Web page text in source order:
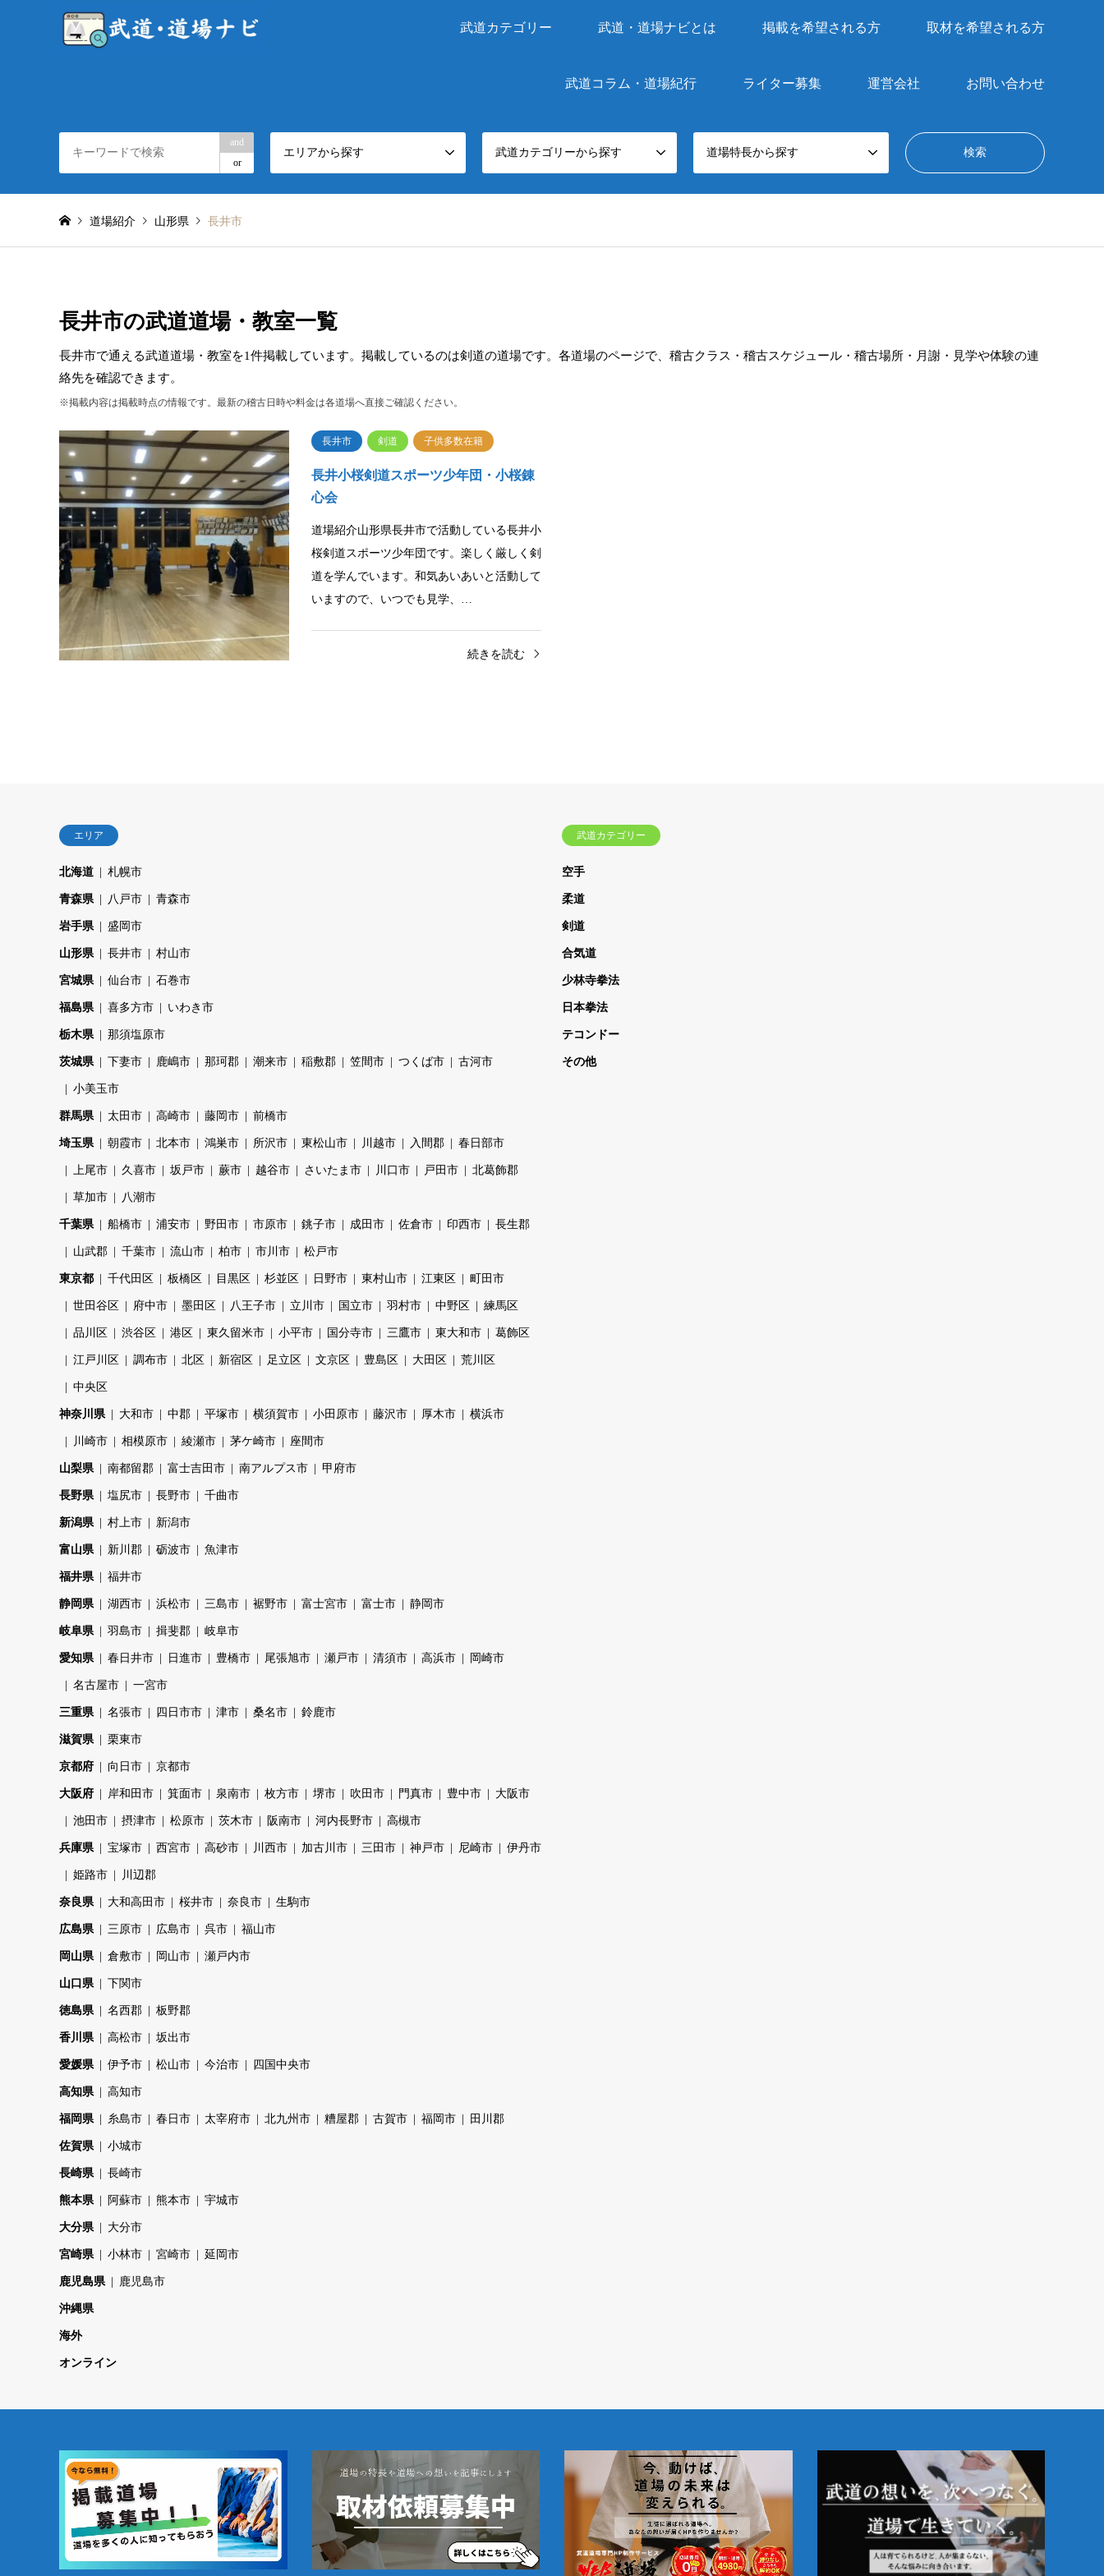
武道カテゴリー 武道・道場ナビとは 掲載を希望される方 取材を希望される方
武道コラム・道場紀行 ライター募集 運営会社 お問い合わせ
and
or
エリアから探す 武道カテゴリーから探す 道場特長から探す
道場紹介 山形県 長井市
長井市の武道道場・教室一覧
長井市で通える武道道場・教室を1件掲載しています。掲載しているのは剣道の道場です。各道場のページで、稽古クラス・稽古スケジュール・稽古場所・月謝・見学や体験の連
絡先を確認できます。
※掲載内容は掲載時点の情報です。最新の稽古日時や料金は各道場へ直接ご確認ください。
長井市 剣道 子供多数在籍
長井小桜剣道スポーツ少年団・小桜錬
心会
道場紹介山形県長井市で活動している長井小
桜剣道スポーツ少年団です。楽しく厳しく剣
道を学んでいます。和気あいあいと活動して
いますので、いつでも見学、…
続きを読む
エリア
北海道 札幌市
青森県 八戸市 青森市
岩手県 盛岡市
山形県 長井市 村山市
宮城県 仙台市 石巻市
福島県 喜多方市 いわき市
栃木県 那須塩原市
茨城県 下妻市 鹿嶋市 那珂郡 潮来市 稲敷郡 笠間市 つくば市 古河市
小美玉市
群馬県 太田市 高崎市 藤岡市 前橋市
埼玉県 朝霞市 北本市 鴻巣市 所沢市 東松山市 川越市 入間郡 春日部市
上尾市 久喜市 坂戸市 蕨市 越谷市 さいたま市 川口市 戸田市 北葛飾郡
草加市 八潮市
千葉県 船橋市 浦安市 野田市 市原市 銚子市 成田市 佐倉市 印西市 長生郡
山武郡 千葉市 流山市 柏市 市川市 松戸市
東京都 千代田区 板橋区 目黒区 杉並区 日野市 東村山市 江東区 町田市
世田谷区 府中市 墨田区 八王子市 立川市 国立市 羽村市 中野区 練馬区
品川区 渋谷区 港区 東久留米市 小平市 国分寺市 三鷹市 東大和市 葛飾区
江戸川区 調布市 北区 新宿区 足立区 文京区 豊島区 大田区 荒川区
中央区
神奈川県 大和市 中郡 平塚市 横須賀市 小田原市 藤沢市 厚木市 横浜市
川崎市 相模原市 綾瀬市 茅ケ崎市 座間市
山梨県 南都留郡 富士吉田市 南アルプス市 甲府市
長野県 塩尻市 長野市 千曲市
新潟県 村上市 新潟市
富山県 新川郡 砺波市 魚津市
福井県 福井市
静岡県 湖西市 浜松市 三島市 裾野市 富士宮市 富士市 静岡市
岐阜県 羽島市 揖斐郡 岐阜市
愛知県 春日井市 日進市 豊橋市 尾張旭市 瀬戸市 清須市 高浜市 岡崎市
名古屋市 一宮市
三重県 名張市 四日市市 津市 桑名市 鈴鹿市
滋賀県 栗東市
京都府 向日市 京都市
大阪府 岸和田市 箕面市 泉南市 枚方市 堺市 吹田市 門真市 豊中市 大阪市
池田市 摂津市 松原市 茨木市 阪南市 河内長野市 高槻市
兵庫県 宝塚市 西宮市 高砂市 川西市 加古川市 三田市 神戸市 尼崎市 伊丹市
姫路市 川辺郡
奈良県 大和高田市 桜井市 奈良市 生駒市
広島県 三原市 広島市 呉市 福山市
岡山県 倉敷市 岡山市 瀬戸内市
山口県 下関市
徳島県 名西郡 板野郡
香川県 高松市 坂出市
愛媛県 伊予市 松山市 今治市 四国中央市
高知県 高知市
福岡県 糸島市 春日市 太宰府市 北九州市 糟屋郡 古賀市 福岡市 田川郡
佐賀県 小城市
長崎県 長崎市
熊本県 阿蘇市 熊本市 宇城市
大分県 大分市
宮崎県 小林市 宮崎市 延岡市
鹿児島県 鹿児島市
沖縄県
海外
オンライン
武道カテゴリー
空手
柔道
剣道
合気道
少林寺拳法
日本拳法
テコンドー
その他